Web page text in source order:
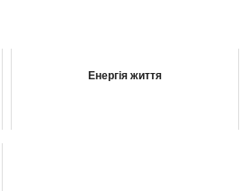
Енергія життя